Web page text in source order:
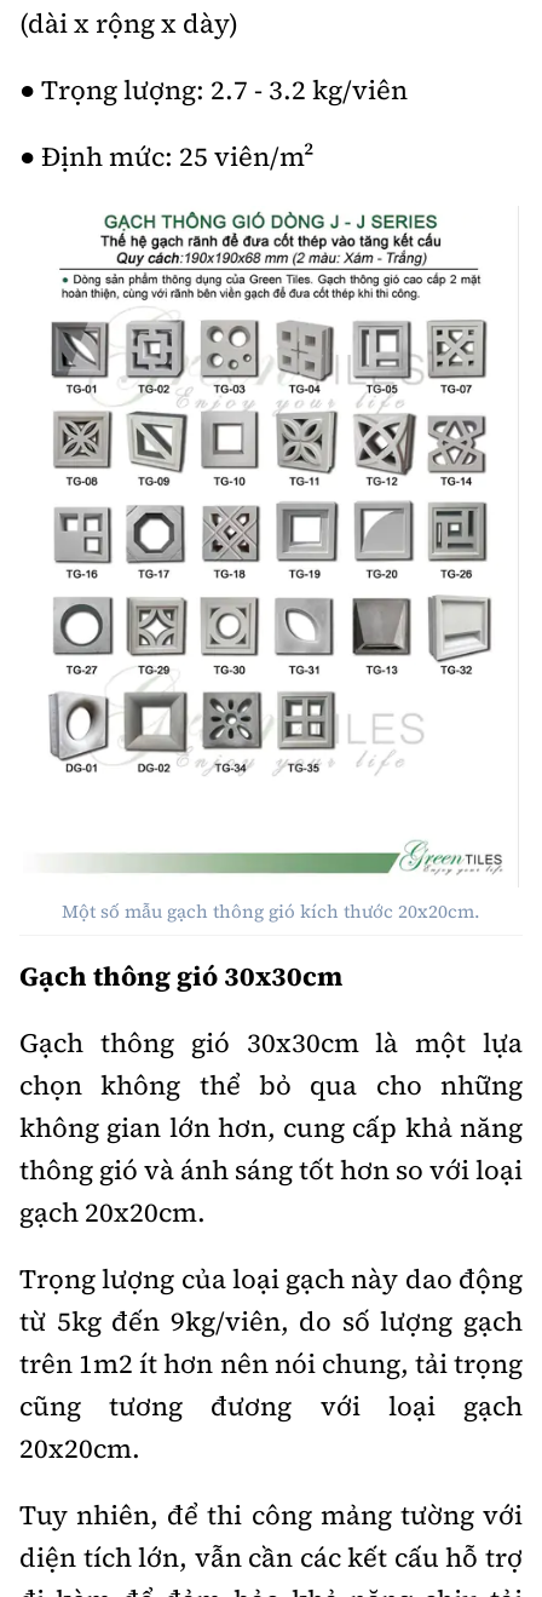
(dài x rộng x dày)
● Trọng lượng: 2.7 - 3.2 kg/viên
● Định mức: 25 viên/m²
Một số mẫu gạch thông gió kích thước 20x20cm.
Gạch thông gió 30x30cm
Gạch thông gió 30x30cm là một lựa
chọn không thể bỏ qua cho những
không gian lớn hơn, cung cấp khả năng
thông gió và ánh sáng tốt hơn so với loại
gạch 20x20cm.
Trọng lượng của loại gạch này dao động
từ 5kg đến 9kg/viên, do số lượng gạch
trên 1m2 ít hơn nên nói chung, tải trọng
cũng tương đương với loại gạch
20x20cm.
Tuy nhiên, để thi công mảng tường với
diện tích lớn, vẫn cần các kết cấu hỗ trợ